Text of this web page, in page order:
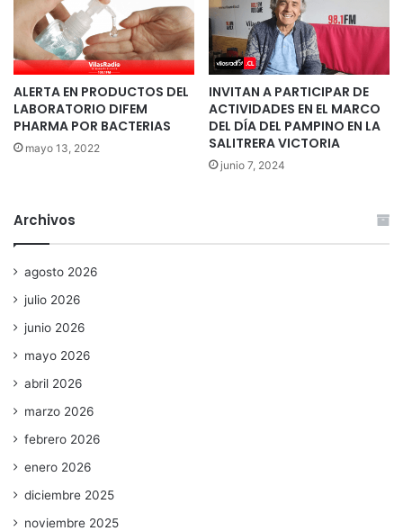
ALERTA EN PRODUCTOS DEL
LABORATORIO DIFEM
PHARMA POR BACTERIAS
mayo 13, 2022
INVITAN A PARTICIPAR DE
ACTIVIDADES EN EL MARCO
DEL DÍA DEL PAMPINO EN LA
SALITRERA VICTORIA
junio 7, 2024
Archivos
agosto 2026
julio 2026
junio 2026
mayo 2026
abril 2026
marzo 2026
febrero 2026
enero 2026
diciembre 2025
noviembre 2025